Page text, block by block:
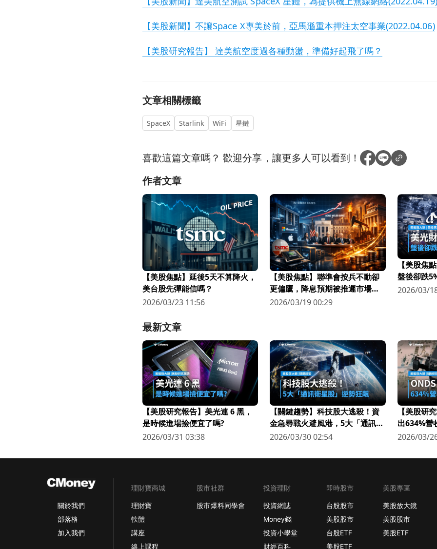
【美股新聞】不讓Space X專美於前，亞馬遜重本押注太空事業(2022.04.06)
【美股研究報告】 達美航空度過各種動盪，準備好起飛了嗎？
文章相關標籤
SpaceX Starlink WiFi 星鏈
喜歡這篇文章嗎？歡迎分享，讓更多人可以看到！
作者文章
【美股焦點】延後5天不算降火，
美台股先彈能信嗎？
2026/03/23 11:56
【美股焦點】聯準會按兵不動卻
更偏鷹，降息預期被推遲市場越
來越怕？
2026/03/19 00:29
【美股焦
盤後卻跌
2026/03/
最新文章
【美股研究報告】美光連 6 黑，
是時候進場撿便宜了嗎?
2026/03/31 03:38
【關鍵趨勢】科技股大逃殺！資
金急尋戰火避風港，5大「通訊衛
星股」逆勢狂飆
2026/03/30 02:54
【美股研
出634%營
科技新星
2026/03/
關於我們
部落格
加入我們
理財寶商城
理財寶
軟體
講座
線上課程
股市社群
股市爆料同學會
投資理財
投資網誌
Money錢
投資小學堂
財經百科
即時股市
台股股市
美股股市
台股ETF
美股ETF
美股專區
美股放大鏡
美股股市
美股ETF